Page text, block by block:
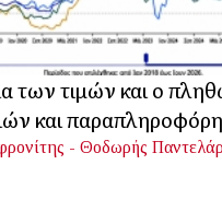
των τιμών και ο
και
- Θοδωρής